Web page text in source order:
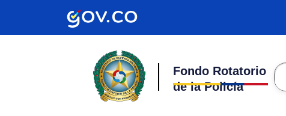
contenido
Fondo Rotatorio
de la Policía